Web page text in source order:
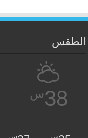
الطقس
38س
س س